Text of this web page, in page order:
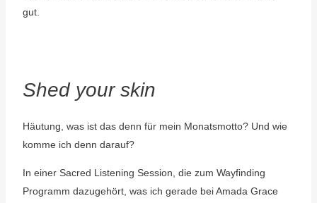
gut.
Shed your skin
Häutung, was ist das denn für mein Monatsmotto? Und wie
komme ich denn darauf?
In einer Sacred Listening Session, die zum Wayfinding
Programm dazugehört, was ich gerade bei Amada Grace